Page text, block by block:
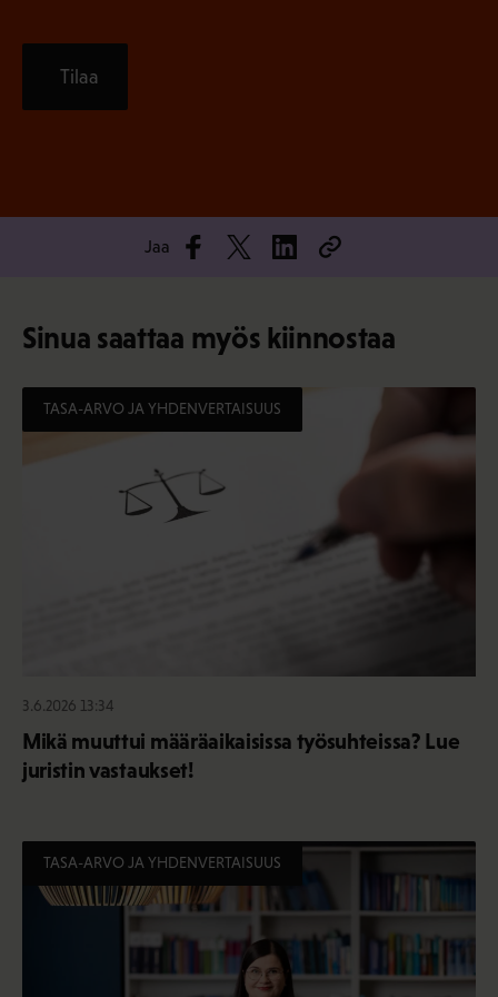
Tilaa
Jaa
Sinua saattaa myös kiinnostaa
TASA-ARVO JA YHDENVERTAISUUS
3.6.2026 13:34
Mikä muuttui määräaikaisissa työsuhteissa? Lue
juristin vastaukset!
TASA-ARVO JA YHDENVERTAISUUS